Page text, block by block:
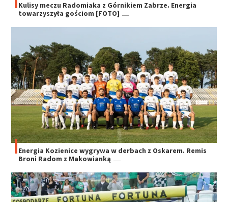
Kulisy meczu Radomiaka z Górnikiem Zabrze. Energia
towarzyszyła gościom [FOTO]
Energia Kozienice wygrywa w derbach z Oskarem. Remis
Broni Radom z Makowianką